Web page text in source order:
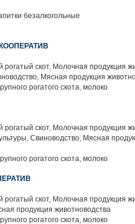
безалкогольные
рогатый скот, Молочная продукция
Мясная продукция
рогатого скота, молоко
рогатый скот, Молочная продукция
Свиноводство, Мясная
рогатого скота, молоко
рогатый скот, Молочная продукция
продукция животноводства
рогатого скота, молоко